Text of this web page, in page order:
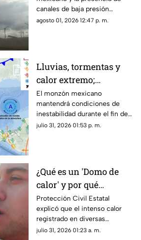
temperaturas de hasta
39°C
canales de baja presión
provocarán lluvias, fuertes
agosto 01, 2026 12:47 p. m.
Lluvias, tormentas y
calor extremo;
pronóstico del clima
para el fin de semana
en Chihuahua
El monzón mexicano
mantendrá condiciones de
inestabilidad durante el fin de
semana en Chihuahua.
julio 31, 2026 01:53 p. m.
¿Qué es un 'Domo de
calor' y por qué
mantiene temperaturas
de hasta 43 grados en
Chihuahua?
Protección Civil Estatal
explicó que el intenso calor
registrado en diversas
regiones de Chihuahua se
julio 31, 2026 01:23 a. m.